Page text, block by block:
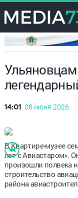
14:01 08 июня 2026
В Квартире-музее
лет с Авиастаром».
произошли полвека
строительство
района